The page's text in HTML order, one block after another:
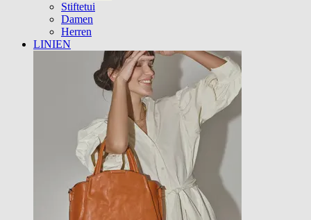
Stiftetui
Damen
Herren
LINIEN